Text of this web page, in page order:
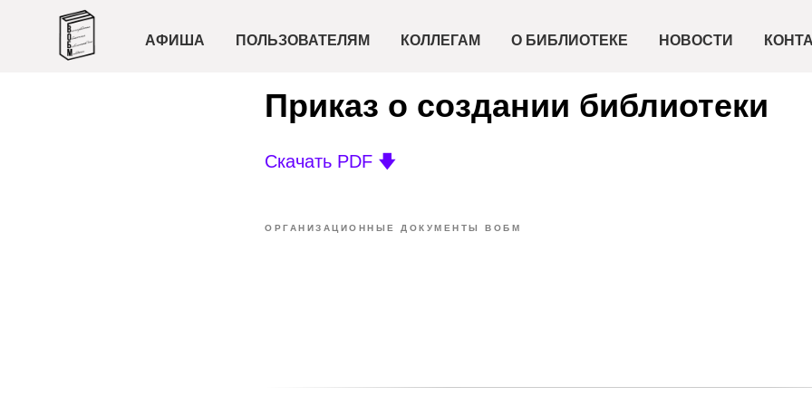
АФИША ПОЛЬЗОВАТЕЛЯМ КОЛЛЕГАМ О БИБЛИОТЕКЕ НОВОСТИ
Приказ о создании библиотеки
Скачать PDF 🡇
ОРГАНИЗАЦИОННЫЕ ДОКУМЕНТЫ ВОБМ